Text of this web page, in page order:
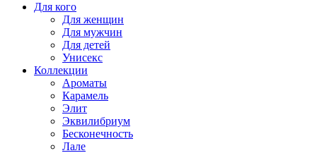
Для кого
Для женщин
Для мужчин
Для детей
Унисекс
Коллекции
Ароматы
Карамель
Элит
Эквилибриум
Бесконечность
Лале